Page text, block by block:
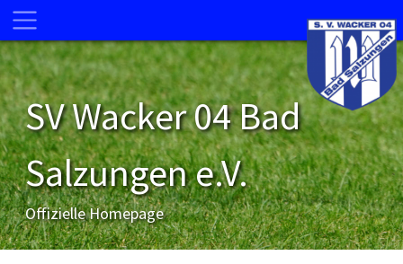
SV Wacker 04 Bad
Salzungen e.V.
Offizielle Homepage